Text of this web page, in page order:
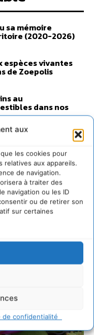
aux
les cookies pour
aux appareils.
de navigation.
à traiter des
navigation ou les ID
ou de retirer son
sur certaines
de confidentialité
sa mémoire
(2020-2026)
vivantes
de Zoepolis
au
dans nos
transforme
et durables,